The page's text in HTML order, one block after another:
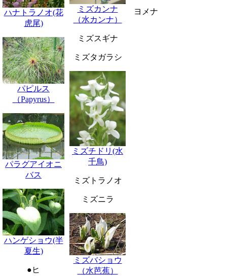
ハナトラノオ(花
虎尾)
パピルス
（Papyrus）
パラグアイオニ
バス
ハンゲショウ(半
夏生)
●ヒ
ミズカンナ
（水カンナ）
ミズスギナ
ミズタガラシ
ミズチドリ(水
千鳥)
ミズトラノオ
ミズニラ
ミズバショウ
（水芭蕉）
ヨメナ